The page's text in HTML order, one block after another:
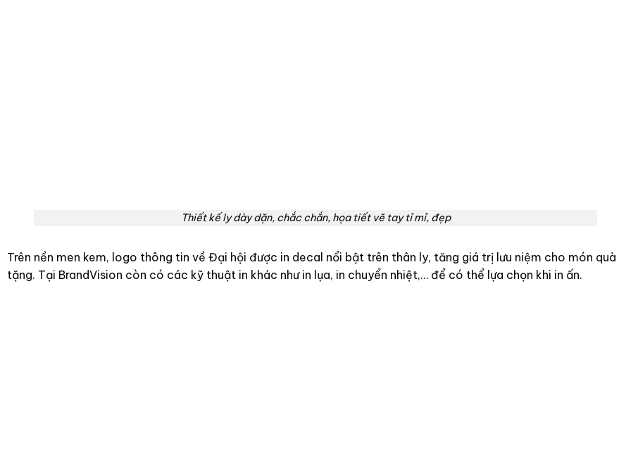
Thiết kế ly dày dặn, chắc chắn, họa tiết vẽ tay tỉ mỉ, đẹp
Trên nền men kem, logo thông tin về Đại hội được in decal nổi bật trên thân ly, tăng giá trị lưu niệm cho món quà
tặng. Tại BrandVision còn có các kỹ thuật in khác như in lụa, in chuyển nhiệt,… để có thể lựa chọn khi in ấn.